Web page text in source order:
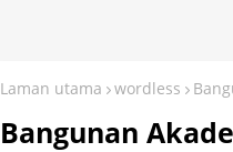
Laman utama wordless
Bangunan